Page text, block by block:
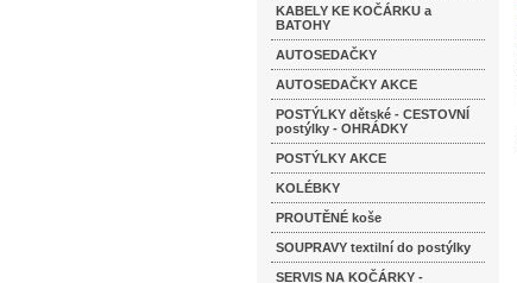
KABELY KE KOČÁRKU a
BATOHY
AUTOSEDAČKY
AUTOSEDAČKY AKCE
POSTÝLKY dětské - CESTOVNÍ
postýlky - OHRÁDKY
POSTÝLKY AKCE
KOLÉBKY
PROUTĚNÉ koše
SOUPRAVY textilní do postýlky
SERVIS NA KOČÁRKY -